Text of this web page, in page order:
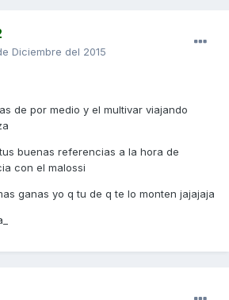
Diciembre del 2015
de por medio y el multivar viajando
buenas referencias a la hora de
con el malossi
ganas yo q tu de q te lo monten jajajaja